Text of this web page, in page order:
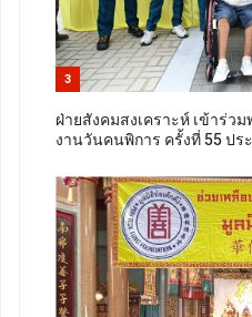
3
ฝ่ายสังคมสงเคราะห์ เข้าร่ว
งานวันคนพิการ ครั้งที่ 55 ปร